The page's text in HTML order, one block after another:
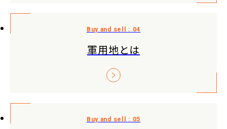
軍用地とは